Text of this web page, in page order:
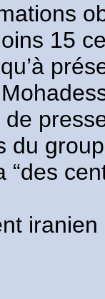
15
du
“des
iranien